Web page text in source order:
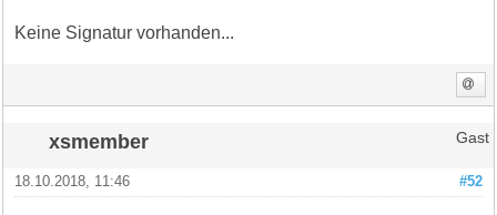
Keine Signatur vorhanden...
xsmember Gast
#52
18.10.2018, 11:46